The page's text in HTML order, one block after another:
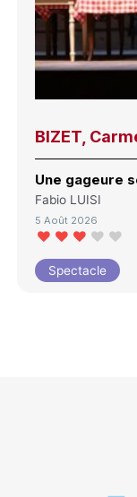
BIZET,
Une gageure
Fabio LUISI
5 Août 2026
Spectacle